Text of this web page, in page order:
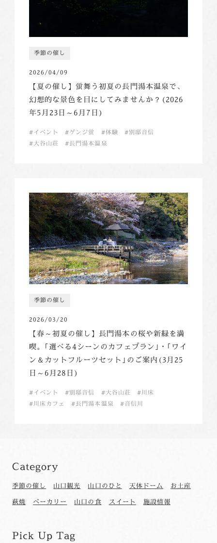
季節の催し
2026/04/09
【夏の催し】蛍舞う初夏の長門湯本温泉で、
幻想的な景色を目にしてみませんか？(2026
年5月23日～6月7日)
イベント ゲンジ蛍 体験
別邸音信
大谷山荘
長門湯本温泉
季節の催し
2026/03/20
【春～初夏の催し】長門湯本の桜や新緑を満
喫。｢選べる4シーンのカフェプラン｣・｢ワイ
ン＆カットフルーツセット｣のご案内(3月25
日～6月28日)
イベント 別邸音信 大谷山荘
川床
川床カフェ
長門湯本温泉 音信川
Category
季節の催し 山口観光 山口のひと 天体ドーム
お土産
萩焼
ベーカリー 山口の食 スイート 施設情報
Pick Up Tag